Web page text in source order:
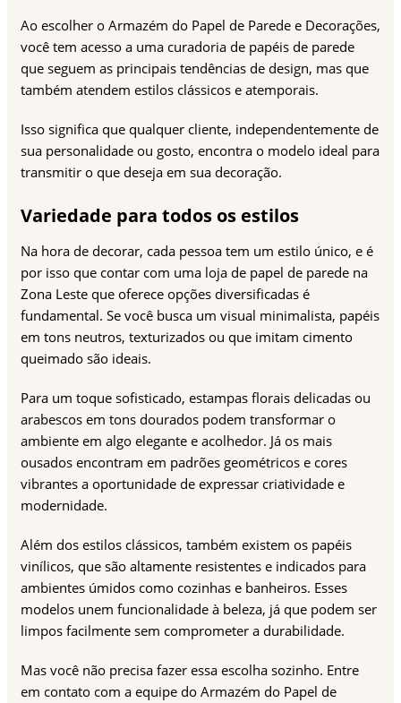
Ao escolher o Armazém do Papel de Parede e Decorações,
você tem acesso a uma curadoria de papéis de parede
que seguem as principais tendências de design, mas que
também atendem estilos clássicos e atemporais.
Isso significa que qualquer cliente, independentemente de
sua personalidade ou gosto, encontra o modelo ideal para
transmitir o que deseja em sua decoração.
Variedade para todos os estilos
Na hora de decorar, cada pessoa tem um estilo único, e é
por isso que contar com uma loja de papel de parede na
Zona Leste que oferece opções diversificadas é
fundamental. Se você busca um visual minimalista, papéis
em tons neutros, texturizados ou que imitam cimento
queimado são ideais.
Para um toque sofisticado, estampas florais delicadas ou
arabescos em tons dourados podem transformar o
ambiente em algo elegante e acolhedor. Já os mais
ousados encontram em padrões geométricos e cores
vibrantes a oportunidade de expressar criatividade e
modernidade.
Além dos estilos clássicos, também existem os papéis
vinílicos, que são altamente resistentes e indicados para
ambientes úmidos como cozinhas e banheiros. Esses
modelos unem funcionalidade à beleza, já que podem ser
limpos facilmente sem comprometer a durabilidade.
Mas você não precisa fazer essa escolha sozinho. Entre
em contato com a equipe do Armazém do Papel de